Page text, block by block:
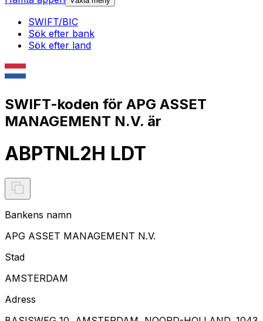
SWIFT/BIC
Sök efter bank
Sök efter land
SWIFT-koden för APG ASSET
MANAGEMENT N.V. är
ABPTNL2H LDT
Bankens namn
APG ASSET MANAGEMENT N.V.
Stad
AMSTERDAM
Adress